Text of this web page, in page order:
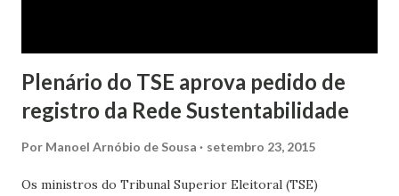
Plenário do TSE aprova pedido de
registro da Rede Sustentabilidade
Por Manoel Arnóbio de Sousa setembro 23, 2015
Os ministros do Tribunal Superior Eleitoral (TSE)